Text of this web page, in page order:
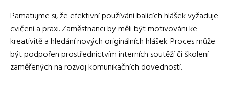
Pamatujme si, že efektivní používání balících hlášek vyžaduje
cvičení a praxi. Zaměstnanci by měli být motivováni ke
kreativitě a hledání nových originálních hlášek. Proces může
být podpořen prostřednictvím interních soutěží či školení
zaměřených na rozvoj komunikačních dovedností.